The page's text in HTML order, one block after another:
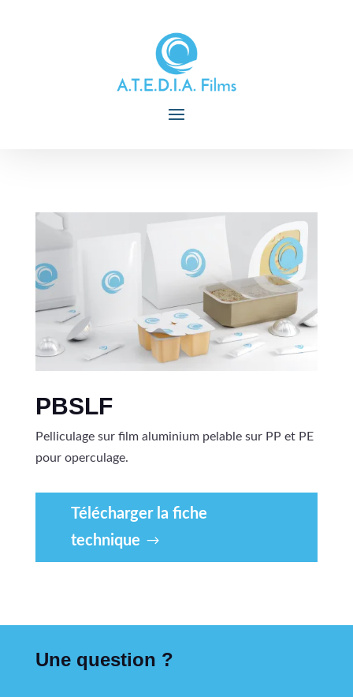
PBSLF
Pelliculage sur film aluminium pelable sur PP et PE
pour operculage.
Télécharger la fiche
technique
Une question ?